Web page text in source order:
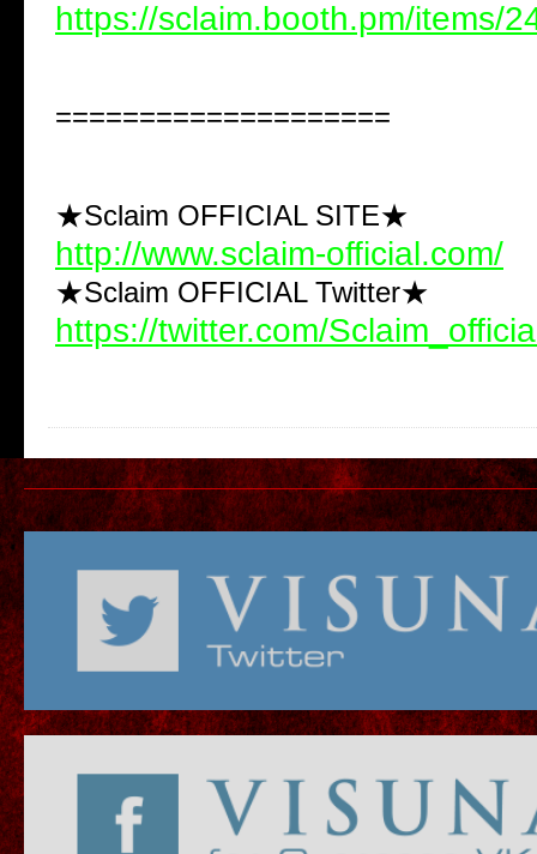
https://sclaim.booth.pm/items/
====================
★Sclaim OFFICIAL SITE★
http://www.sclaim-official.com/
★Sclaim OFFICIAL Twitter★
https://twitter.com/